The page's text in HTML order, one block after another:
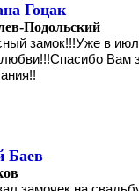
Гоцак
Подольский
замок!!!Уже в
Вам
Баев